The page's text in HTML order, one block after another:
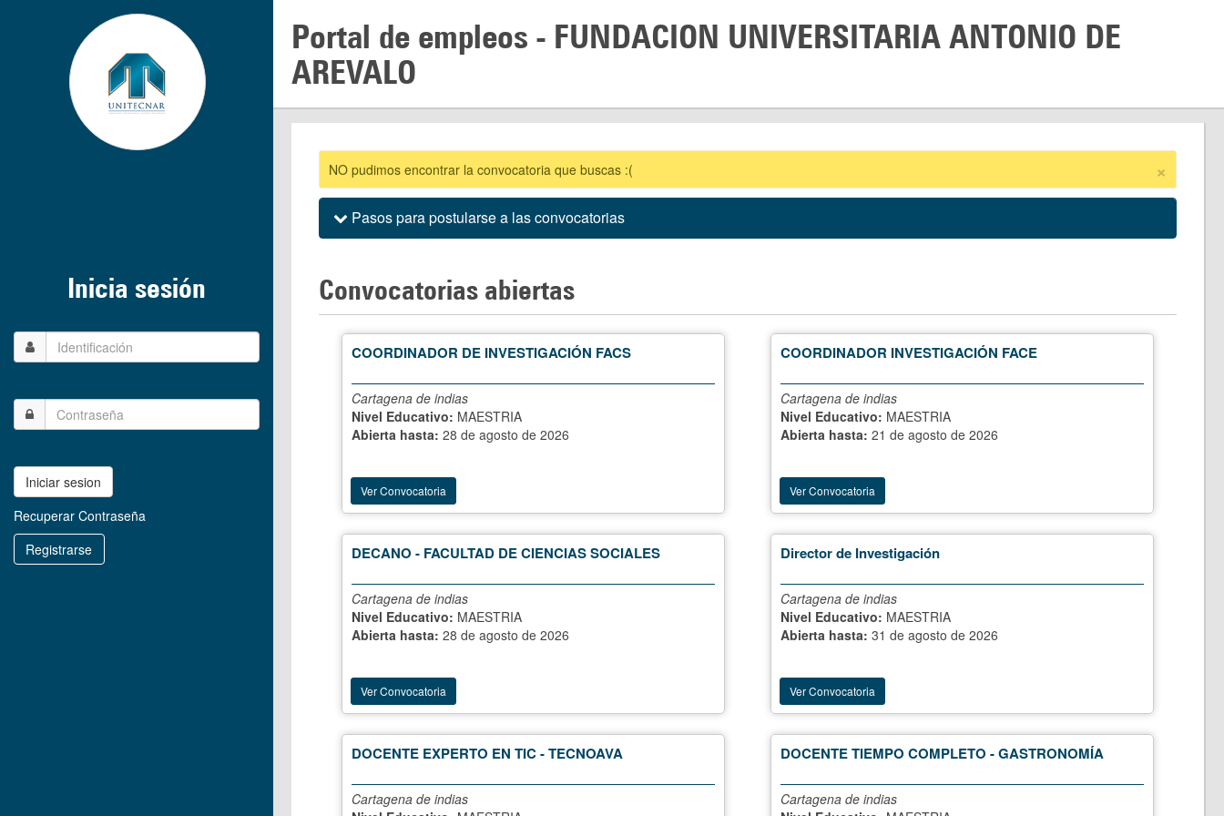
Inicia sesión
Iniciar sesion
Recuperar Contraseña
Registrarse
Portal de empleos - FUNDACION UNIVERSITARIA ANTONIO DE
AREVALO
×
NO pudimos encontrar la convocatoria que buscas :(
Pasos para postularse a las convocatorias
Convocatorias abiertas
COORDINADOR DE INVESTIGACIÓN FACS
Cartagena de indias
Nivel Educativo: MAESTRIA
Abierta hasta: 28 de agosto de 2026
Ver Convocatoria
COORDINADOR INVESTIGACIÓN FACE
Cartagena de indias
Nivel Educativo: MAESTRIA
Abierta hasta: 21 de agosto de 2026
Ver Convocatoria
DECANO - FACULTAD DE CIENCIAS SOCIALES
Cartagena de indias
Nivel Educativo: MAESTRIA
Abierta hasta: 28 de agosto de 2026
Ver Convocatoria
Director de Investigación
Cartagena de indias
Nivel Educativo: MAESTRIA
Abierta hasta: 31 de agosto de 2026
Ver Convocatoria
DOCENTE EXPERTO EN TIC - TECNOAVA
Cartagena de indias
DOCENTE TIEMPO COMPLETO - GASTRONOMÍA
Cartagena de indias